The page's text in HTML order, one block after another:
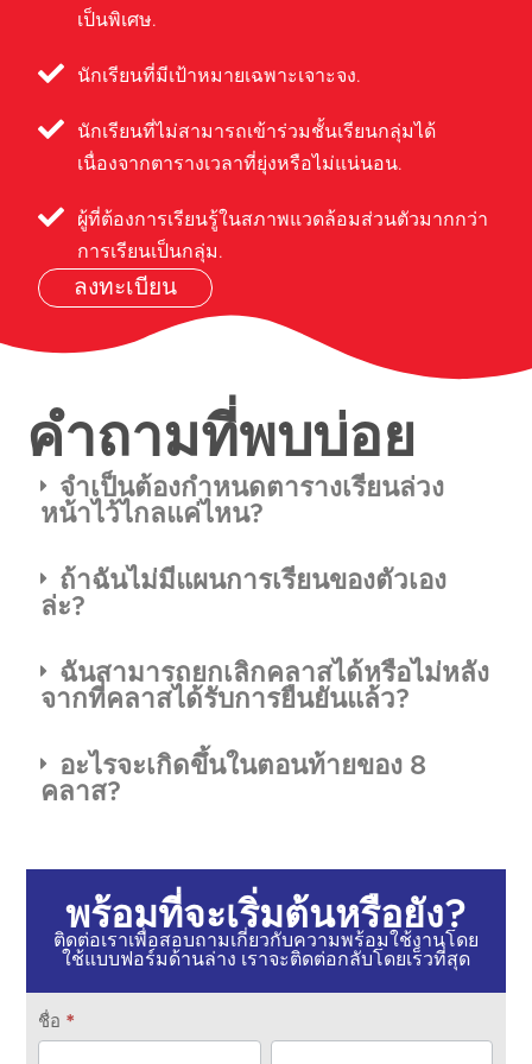
เป็นพิเศษ.
นักเรียนที่มีเป้าหมายเฉพาะเจาะจง.
นักเรียนที่ไม่สามารถเข้าร่วมชั้นเรียนกลุ่มได้
เนื่องจากตารางเวลาที่ยุ่งหรือไม่แน่นอน.
ผู้ที่ต้องการเรียนรู้ในสภาพแวดล้อมส่วนตัวมากกว่า
การเรียนเป็นกลุ่ม.
ลงทะเบียน
คำถามที่พบบ่อย
จำเป็นต้องกำหนดตารางเรียนล่วง
หน้าไว้ไกลแค่ไหน?
ถ้าฉันไม่มีแผนการเรียนของตัวเอง
ล่ะ?
ฉันสามารถยกเลิกคลาสได้หรือไม่หลัง
จากที่คลาสได้รับการยืนยันแล้ว?
อะไรจะเกิดขึ้นในตอนท้ายของ 8
คลาส?
พร้อมที่จะเริ่มต้นหรือยัง?
ติดต่อเราเพื่อสอบถามเกี่ยวกับความพร้อมใช้งานโดย
ใช้แบบฟอร์มด้านล่าง เราจะติดต่อกลับโดยเร็วที่สุด
ติดต่อ
เรา
ชื่อ *